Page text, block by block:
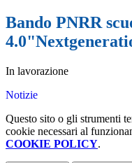
Bando PNRR
In lavorazione
Notizie
Questo sito o gli strumenti
cookie necessari al
COOKIE POLICY.